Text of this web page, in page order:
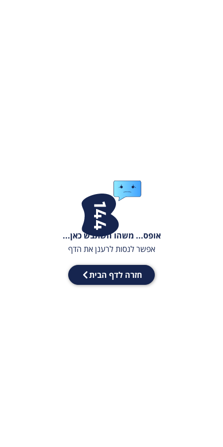
אופס... משהו השתבש כאן...
אפשר לנסות לרענן את הדף
חזרה לדף הבית